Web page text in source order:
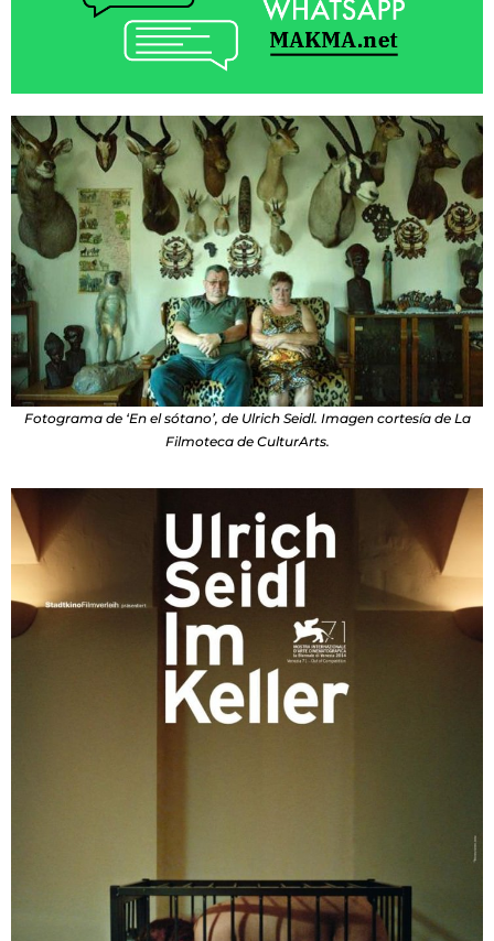
Fotograma de ‘En el sótano’, de Ulrich Seidl. Imagen cortesía de La
Filmoteca de CulturArts.